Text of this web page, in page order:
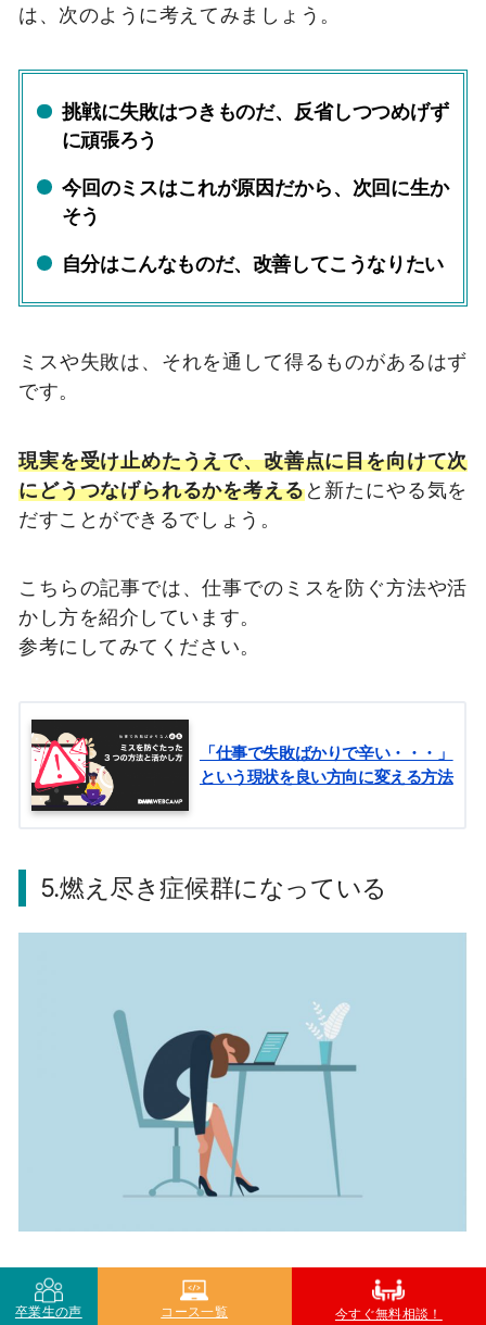
は、次のように考えてみましょう。
挑戦に失敗はつきものだ、反省しつつめげず
に頑張ろう
今回のミスはこれが原因だから、次回に生か
そう
自分はこんなものだ、改善してこうなりたい
ミスや失敗は、それを通して得るものがあるはず
です。
現実を受け止めたうえで、改善点に目を向けて次
にどうつなげられるかを考えると新たにやる気を
だすことができるでしょう。
こちらの記事では、仕事でのミスを防ぐ方法や活
かし方を紹介しています。
参考にしてみてください。
「仕事で失敗ばかりで辛い・・・」
という現状を良い方向に変える方法
5.燃え尽き症候群になっている
精力的に仕事に打ち込んできたのに、まるで燃え
尽きたかのように、仕事に対するやる気や情熱を
卒業生の声 コース一覧 今すぐ無料相談！